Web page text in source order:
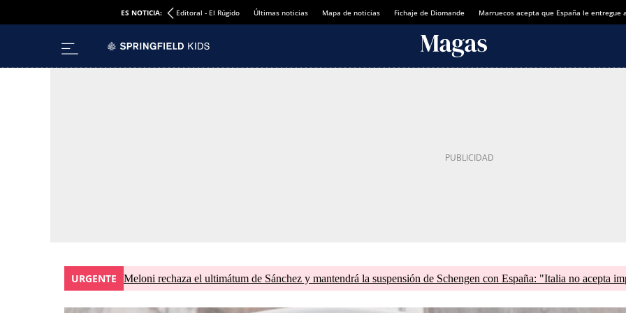
ES NOTICIA: Editoral - El Rúgido Últimas noticias Mapa de noticias Fichaje de Diomande Marruecos acepta que España le entregue
URGENTE Meloni rechaza el ultimátum de Sánchez y mantendrá la suspensión de Schengen con España: "Italia no acepta